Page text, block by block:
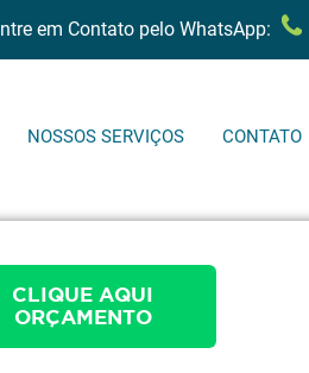
em Contato pelo WhatsApp:
NOSSOS SERVIÇOS CONTATO
CLIQUE AQUI
ORÇAMENTO